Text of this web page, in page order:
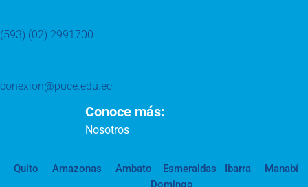
(593) (02) 2991700
conexion@puce.edu.ec
Conoce más:
Nosotros
Quito Amazonas Ambato Esmeraldas Ibarra
Manabí
Domingo